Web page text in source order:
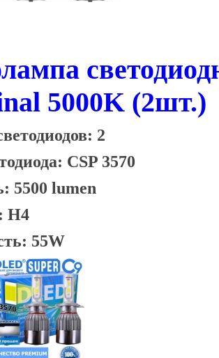
5000K (2шт.)
2
CSP 3570
5500 lumen
H4
55W